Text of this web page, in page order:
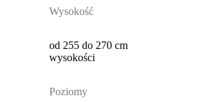
Wysokość
od 255 do 270 cm
wysokości
Poziomy